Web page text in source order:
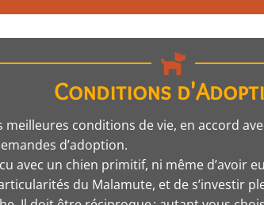
Conditions
conditions de vie, en accord
d’adoption.
avec un chien primitif, ni même d’avoir
du Malamute, et de s’investir